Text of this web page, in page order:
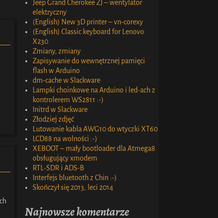
Jeep Grand Cherokee ZJ – wentylator
elektryczny
(English) New 3D printer – vn-corexy
(English) Classic keyboard for Lenovo
X230
Zmiany, zmiany
Zapisywanie do wewnętrznej pamięci
flash w Arduino
dm-cache w Slackware
Lampki choinkowe na Arduino i led-ach z
kontrolerem WS2811 :-)
Initrd w Slackware
Złodziej zdjęć
Lutowanie kabla AWG10 do wtyczki XT60
LCD88 na wolności :-)
XEBOOT – mały bootloader dla Atmega8
obsługujący xmodem
RTL-SDR i ADS-B
Interfejs bluetooth z Chin :-)
Skończył się 2013, leci 2014
Najnowsze komentarze